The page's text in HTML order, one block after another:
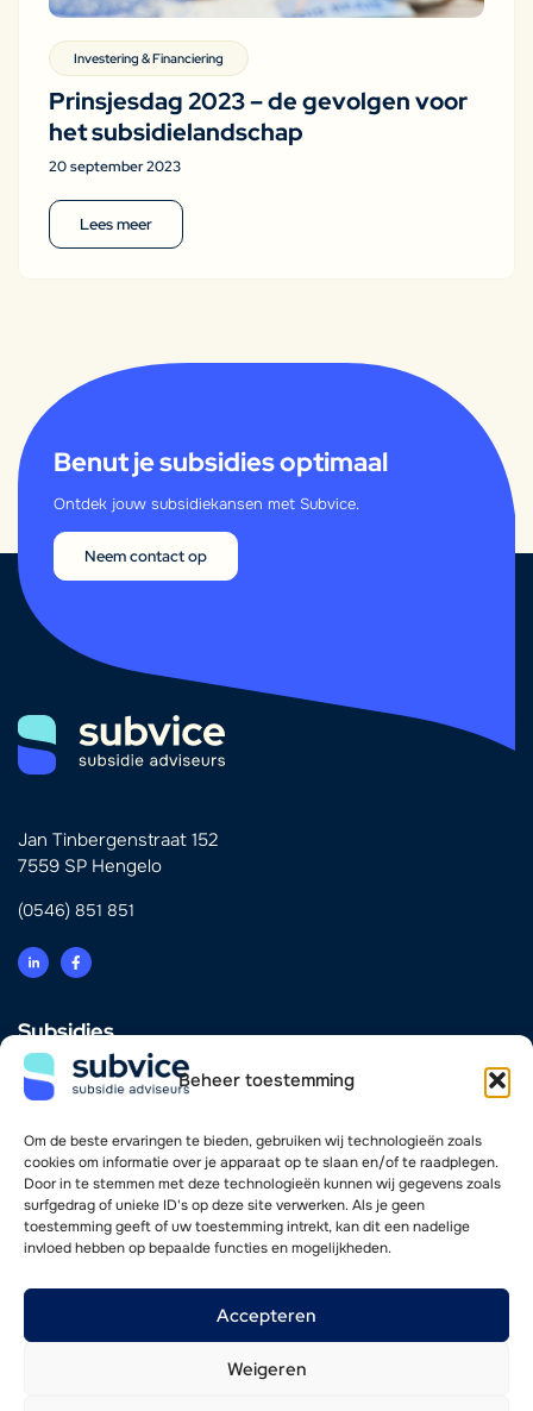
Beheer toestemming
Om de beste ervaringen te bieden, gebruiken wij technologieën zoals
cookies om informatie over je apparaat op te slaan en/of te raadplegen.
Door in te stemmen met deze technologieën kunnen wij gegevens zoals
surfgedrag of unieke ID's op deze site verwerken. Als je geen
toestemming geeft of uw toestemming intrekt, kan dit een nadelige
invloed hebben op bepaalde functies en mogelijkheden.
Accepteren
Weigeren
Investering & Financiering
Prinsjesdag 2023 – de gevolgen voor
het subsidielandschap
20 september 2023
Lees meer
Jan Tinbergenstraat 152
7559 SP Hengelo
(0546) 851 851
Subsidies
Innovatie
Energie & Verduurzaming
Investering & Financiering
Zorg
Vind je weg
Adviseurs
Nieuwsoverzicht
Contact
Benut je subsidies optimaal
Ontdek jouw subsidiekansen met Subvice.
Neem contact op